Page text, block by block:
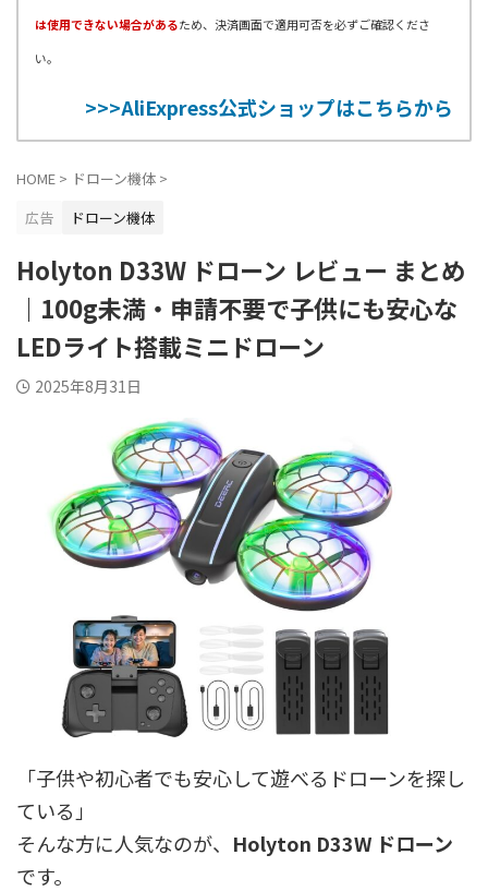
は使用できない場合があるため、決済画面で適用可否を必ずご確認くださ
い。
>>>AliExpress公式ショップはこちらから
HOME > ドローン機体 >
広告
ドローン機体
Holyton D33W ドローン レビュー まとめ
｜100g未満・申請不要で子供にも安心な
LEDライト搭載ミニドローン
2025年8月31日
「子供や初心者でも安心して遊べるドローンを探し
ている」
そんな方に人気なのが、 Holyton D33W ドローン
です。